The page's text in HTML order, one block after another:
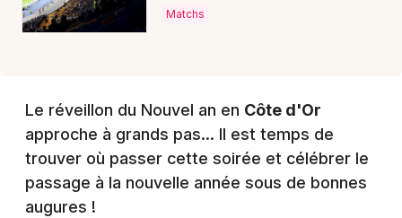
Matchs
Le réveillon du Nouvel an en Côte d'Or
approche à grands pas... Il est temps de
trouver où passer cette soirée et célébrer le
passage à la nouvelle année sous de bonnes
augures !